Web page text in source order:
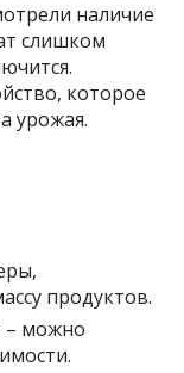
наличие
слишком
которое
урожая.
продуктов.
– можно